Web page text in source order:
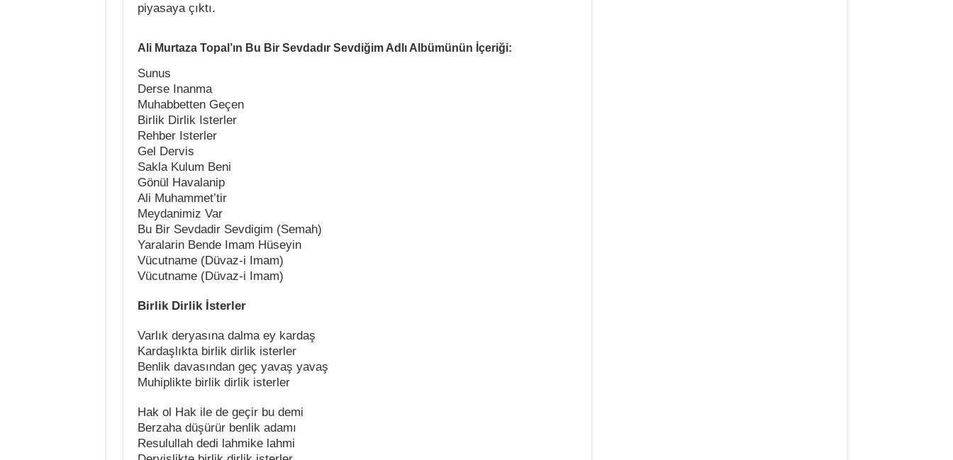
piyasaya çıktı.
Ali Murtaza Topal’ın Bu Bir Sevdadır Sevdiğim Adlı Albümünün İçeriği:
Sunus
Derse Inanma
Muhabbetten Geçen
Birlik Dirlik Isterler
Rehber Isterler
Gel Dervis
Sakla Kulum Beni
Gönül Havalanip
Ali Muhammet’tir
Meydanimiz Var
Bu Bir Sevdadir Sevdigim (Semah)
Yaralarin Bende Imam Hüseyin
Vücutname (Düvaz-i Imam)
Vücutname (Düvaz-i Imam)
Birlik Dirlik İsterler
Varlık deryasına dalma ey kardaş
Kardaşlıkta birlik dirlik isterler
Benlik davasından geç yavaş yavaş
Muhiplikte birlik dirlik isterler
Hak ol Hak ile de geçir bu demi
Berzaha düşürür benlik adamı
Resulullah dedi lahmike lahmi